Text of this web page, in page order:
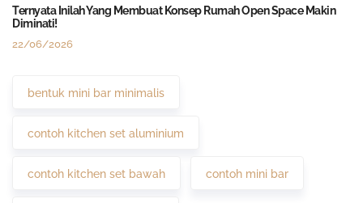
Ternyata Inilah Yang Membuat Konsep Rumah Open Space Makin
Diminati!
22/06/2026
bentuk mini bar minimalis
contoh kitchen set aluminium
contoh kitchen set bawah contoh mini bar